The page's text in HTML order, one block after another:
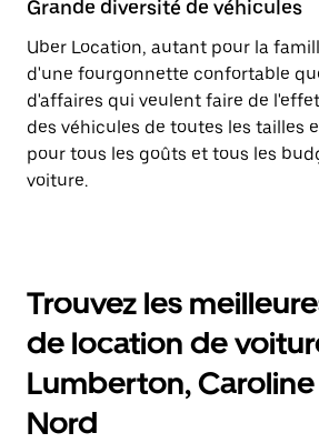
Grande diversité de véhicules
Uber Location, autant pour la
d'une fourgonnette confortable
d'affaires qui veulent faire de
des véhicules de toutes les tailles
pour tous les goûts et tous les
voiture.
Trouvez les
de location de
Lumberton,
Nord